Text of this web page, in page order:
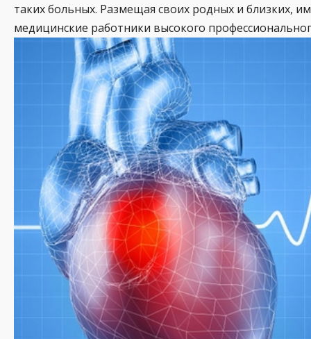
таких больных. Размещая своих родных и близких,
медицинские работники высокого